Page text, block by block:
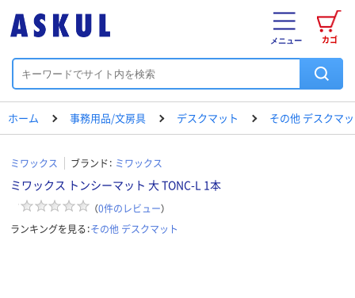
カゴ
メニュー
ホーム 事務用品/文房具 デスクマット その他 デスクマ
ミワックス ブランド： ミワックス
ミワックス トンシーマット 大 TONC-L 1本
（0件のレビュー）
ランキングを見る：その他 デスクマット